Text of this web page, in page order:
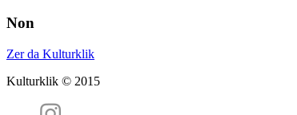
Non
Zer da Kulturklik
Kulturklik © 2015